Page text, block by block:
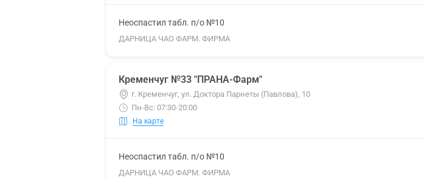
Неоспастил табл. п/о №10
ДАРНИЦА ЧАО ФАРМ. ФИРМА
Кременчуг №33 "ПРАНА-Фарм"
г. Кременчуг, ул. Доктора Парнеты (Павлова), 10
Пн-Вс: 07:30-20:00
На карте
Неоспастил табл. п/о №10
ДАРНИЦА ЧАО ФАРМ. ФИРМА